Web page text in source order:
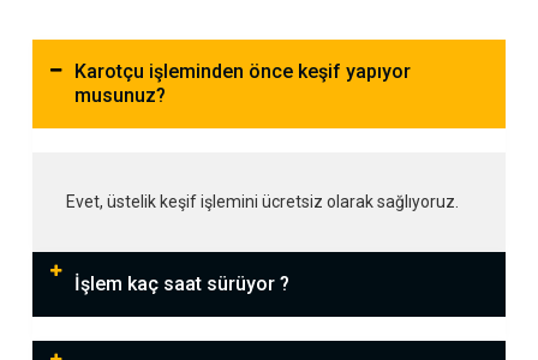
Karotçu işleminden önce keşif yapıyor
musunuz?
Evet, üstelik keşif işlemini ücretsiz olarak sağlıyoruz.
İşlem kaç saat sürüyor ?